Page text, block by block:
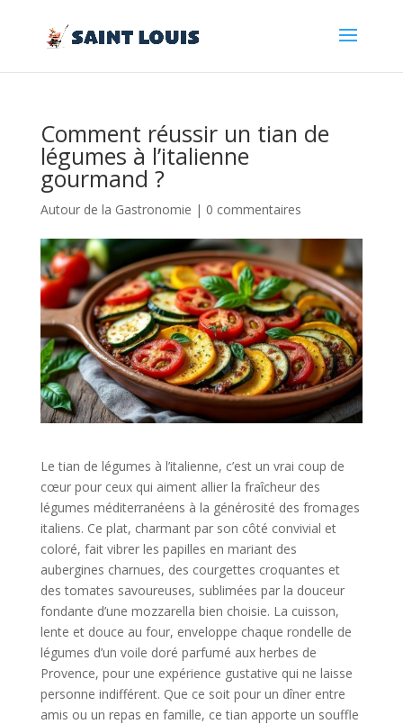
Comment réussir un tian de
légumes à l’italienne
gourmand ?
Autour de la Gastronomie | 0 commentaires
Le tian de légumes à l’italienne, c’est un vrai coup de
cœur pour ceux qui aiment allier la fraîcheur des
légumes méditerranéens à la générosité des fromages
italiens. Ce plat, charmant par son côté convivial et
coloré, fait vibrer les papilles en mariant des
aubergines charnues, des courgettes croquantes et
des tomates savoureuses, sublimées par la douceur
fondante d’une mozzarella bien choisie. La cuisson,
lente et douce au four, enveloppe chaque rondelle de
légumes d’un voile doré parfumé aux herbes de
Provence, pour une expérience gustative qui ne laisse
personne indifférent. Que ce soit pour un dîner entre
amis ou un repas en famille, ce tian apporte un souffle